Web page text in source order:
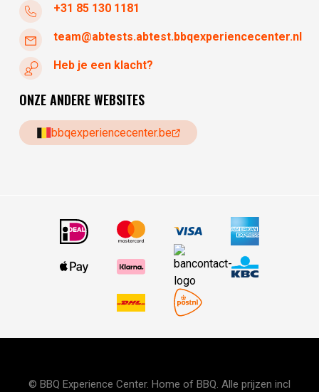
+31 85 130 1181
team@abtests.abtest.bbqexperiencecenter.nl
Heb je een klacht?
ONZE ANDERE WEBSITES
bbqexperiencecenter.be
© BBQ Experience Center. Home of BBQ. Alle prijzen incl